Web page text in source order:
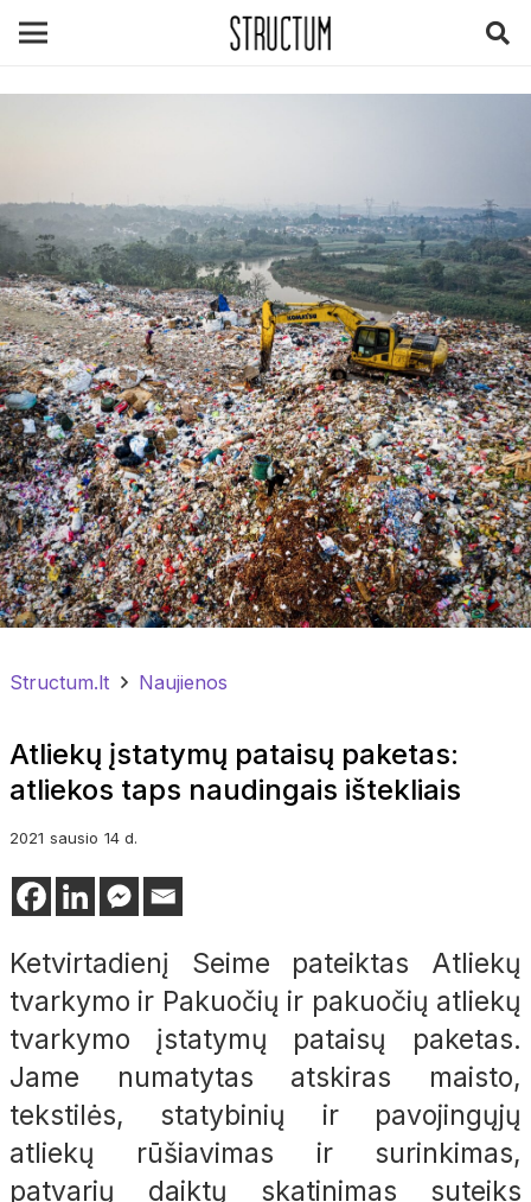
Structum.lt Naujienos
Atliekų įstatymų pataisų paketas:
atliekos taps naudingais ištekliais
2021 sausio 14 d.
Ketvirtadienį Seime pateiktas Atliekų
tvarkymo ir Pakuočių ir pakuočių atliekų
tvarkymo įstatymų pataisų paketas.
Jame numatytas atskiras maisto,
tekstilės, statybinių ir pavojingųjų
atliekų rūšiavimas ir surinkimas,
patvarių daiktų skatinimas suteiks